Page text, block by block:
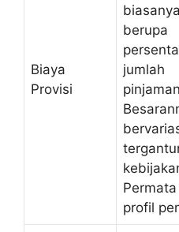
Biaya
Provisi
biasanya
berupa
jumlah
profil